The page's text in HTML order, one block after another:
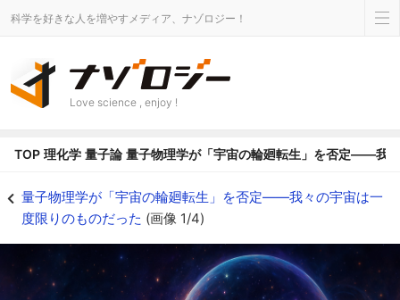
科学を好きな人を増やすメディア、ナゾロジー！
Love science , enjoy !
TOP 理化学 量子論 量子物理学が「宇宙の輪廻転生」を否定――我
量子物理学が「宇宙の輪廻転生」を否定――我々の宇宙は一
度限りのものだった (画像 1/4)